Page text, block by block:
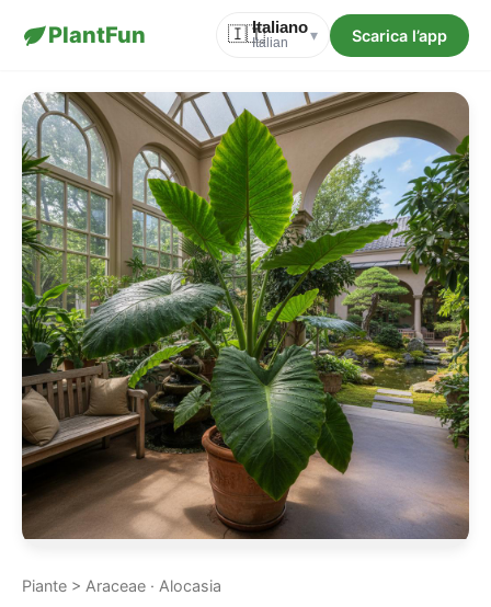
PlantFun 🇮🇹Italiano
Italian ▾ Scarica l’app
Piante > Araceae · Alocasia